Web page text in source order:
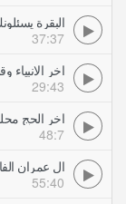
37:37
29:43
اخر الحج
48:7
ال عمران
55:40